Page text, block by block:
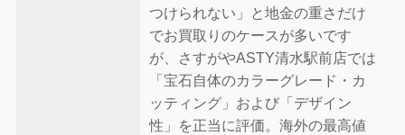
つけられない」と地金の重さだけ
でお買取りのケースが多いです
が、さすがやASTY清水駅前店では
「宝石自体のカラーグレード・カ
ッティング」および「デザイン
性」を正当に評価。海外の最高値